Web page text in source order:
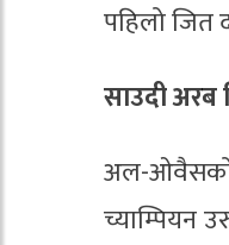
पहिलो जित
साउदी
अल-ओवैसको
च्याम्पियन